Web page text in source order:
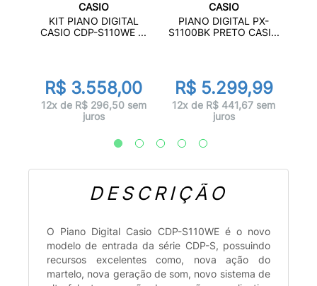
CASIO
KIT PIANO DIGITAL
CASIO CDP-S110WE ...
R$ 3.558,00
12x de R$ 296,50 sem
juros
CASIO
PIANO DIGITAL PX-
S1100BK PRETO CASI...
R$ 5.299,99
12x de R$ 441,67 sem
juros
DESCRIÇÃO
O Piano Digital Casio CDP-S110WE é o novo
modelo de entrada da série CDP-S, possuindo
recursos excelentes como, nova ação do
martelo, nova geração de som, novo sistema de